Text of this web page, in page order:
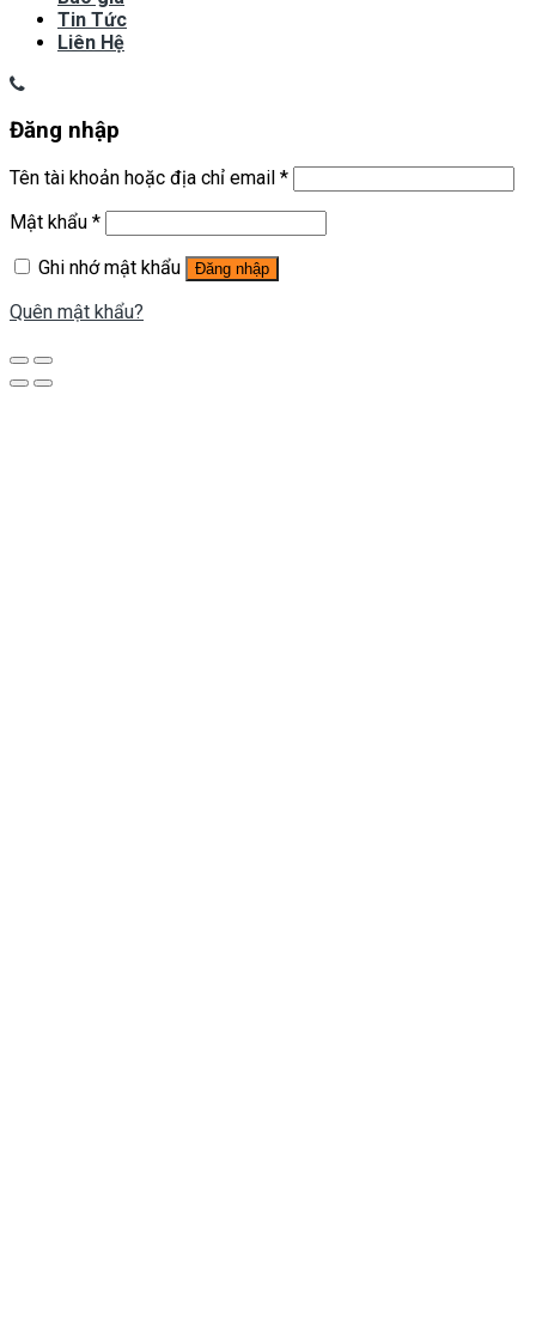
Tin Tức
Liên Hệ
Đăng nhập
Tên tài khoản hoặc địa chỉ email *
Mật khẩu *
Ghi nhớ mật khẩu
Đăng nhập
Quên mật khẩu?